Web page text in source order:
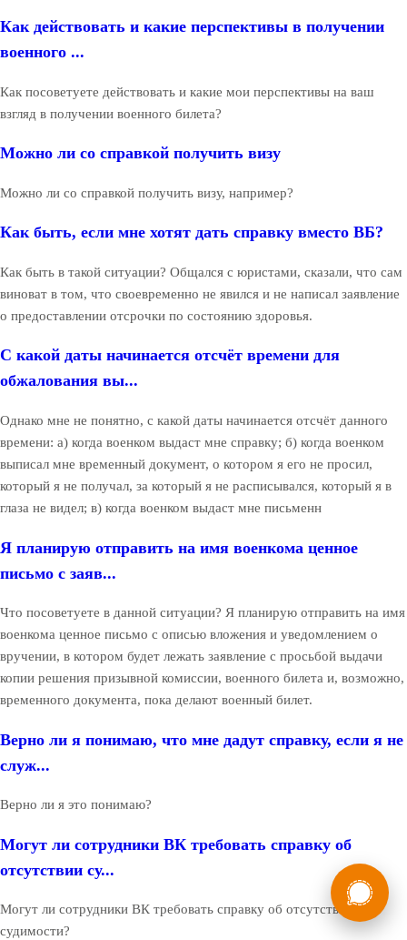
Как действовать и какие перспективы в получении
военного ...
Как посоветуете действовать и какие мои перспективы на ваш
взгляд в получении военного билета?
Можно ли со справкой получить визу
Можно ли со справкой получить визу, например?
Как быть, если мне хотят дать справку вместо ВБ?
Как быть в такой ситуации? Общался с юристами, сказали, что сам
виноват в том, что своевременно не явился и не написал заявление
о предоставлении отсрочки по состоянию здоровья.
С какой даты начинается отсчёт времени для
обжалования вы...
Однако мне не понятно, с какой даты начинается отсчёт данного
времени: а) когда военком выдаст мне справку; б) когда военком
выписал мне временный документ, о котором я его не просил,
который я не получал, за который я не расписывался, который я в
глаза не видел; в) когда военком выдаст мне письменн
Я планирую отправить на имя военкома ценное
письмо с заяв...
Что посоветуете в данной ситуации? Я планирую отправить на имя
военкома ценное письмо с описью вложения и уведомлением о
вручении, в котором будет лежать заявление с просьбой выдачи
копии решения призывной комиссии, военного билета и, возможно,
временного документа, пока делают военный билет.
Верно ли я понимаю, что мне дадут справку, если я не
служ...
Верно ли я это понимаю?
Могут ли сотрудники ВК требовать справку об
отсутствии су...
Могут ли сотрудники ВК требовать справку об отсутствии
судимости?
Мы в России
Бесплатная
консультация
8 (800) 775-35-89